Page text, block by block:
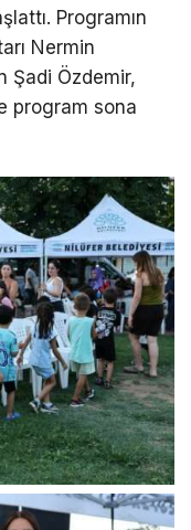
Programın
Nermin
Şadi Özdemir,
program sona